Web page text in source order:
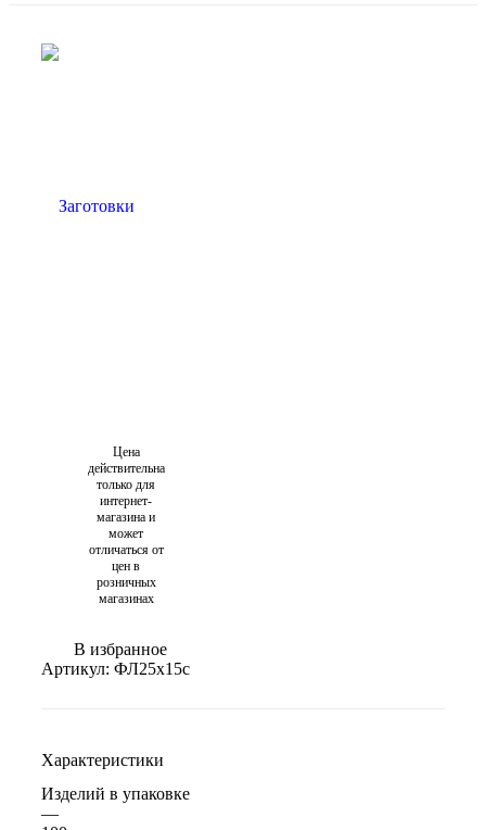
Цена
действительна
только для
интернет-
магазина и
может
отличаться от
цен в
розничных
магазинах
В избранное
Артикул: ФЛ25х15с
Характеристики
Изделий в упаковке
—